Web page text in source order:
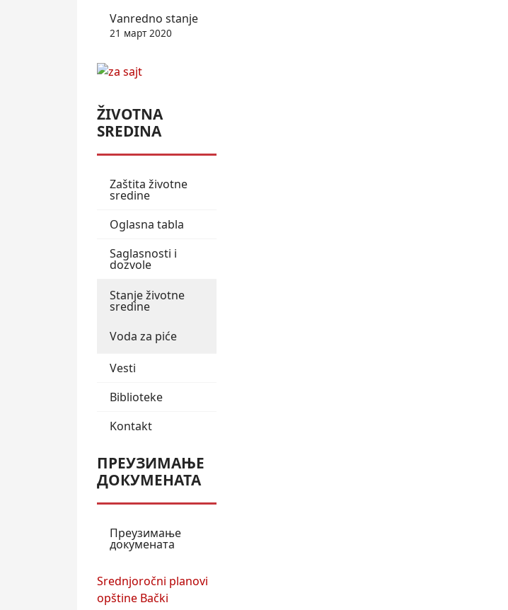
Vanredno stanje
21 март 2020
ŽIVOTNA
SREDINA
Zaštita životne
sredine
Oglasna tabla
Saglasnosti i
dozvole
Stanje životne
sredine
Voda za piće
Vesti
Biblioteke
Kontakt
ПРЕУЗИМАЊЕ
ДОКУМЕНАТА
Преузимање
докумената
Srednjoročni planovi
opštine Bački